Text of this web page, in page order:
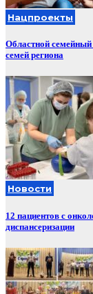
Нацпроекты
Областной
семей региона
Новости
12 пациентов с
диспансеризации